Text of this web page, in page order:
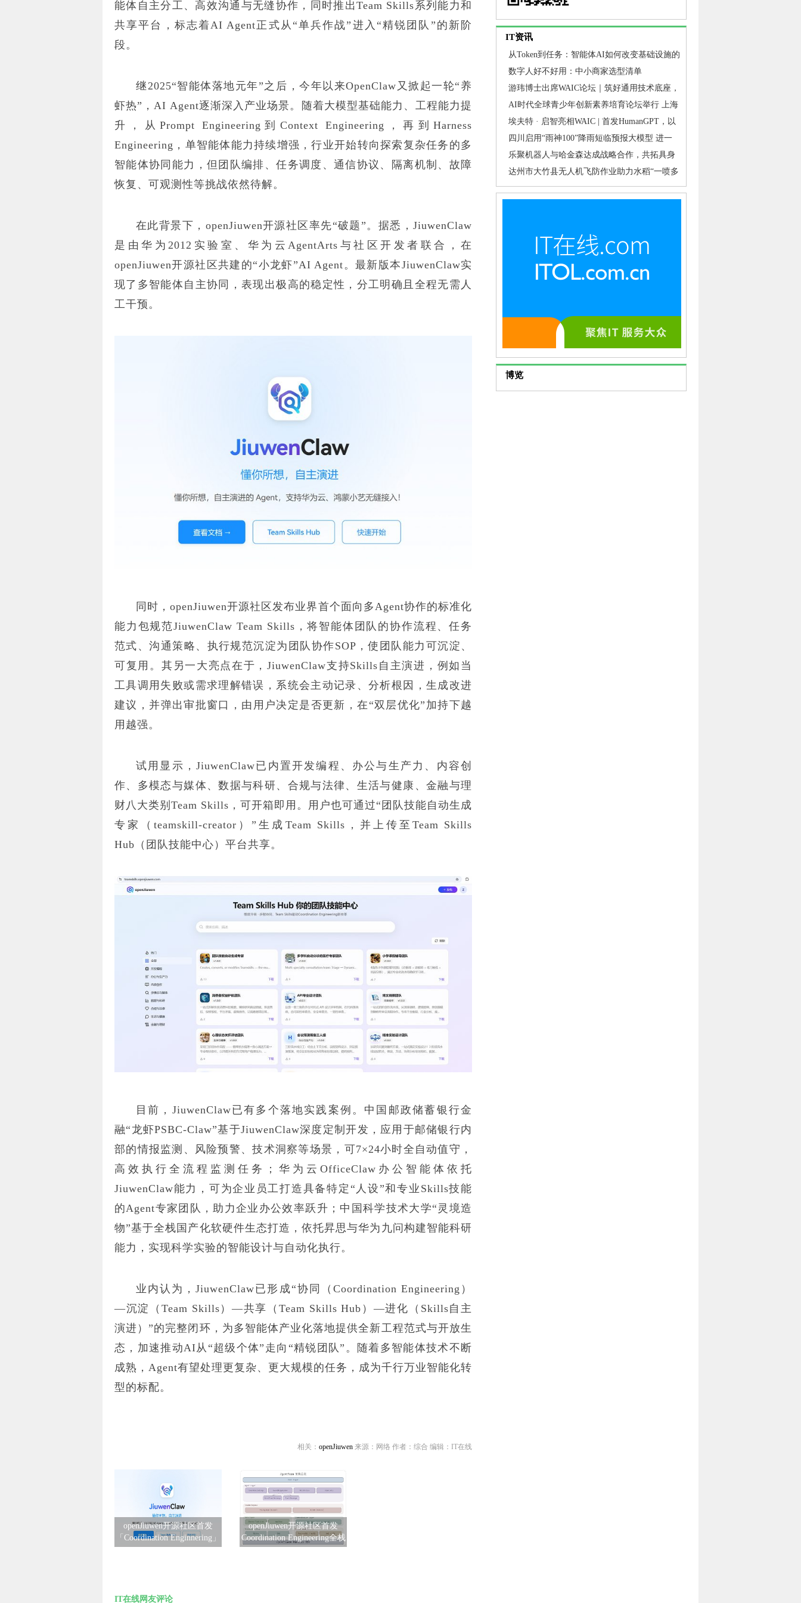
能体自主分工、高效沟通与无缝协作，同时推出Team Skills系列能力和
共享平台，标志着AI Agent正式从“单兵作战”进入“精锐团队”的新阶
段。
继2025“智能体落地元年”之后，今年以来OpenClaw又掀起一轮“养
虾热”，AI Agent逐渐深入产业场景。随着大模型基础能力、工程能力提
升，从Prompt Engineering到Context Engineering，再到Harness
Engineering，单智能体能力持续增强，行业开始转向探索复杂任务的多
智能体协同能力，但团队编排、任务调度、通信协议、隔离机制、故障
恢复、可观测性等挑战依然待解。
在此背景下，openJiuwen开源社区率先“破题”。据悉，JiuwenClaw
是由华为2012实验室、华为云AgentArts与社区开发者联合，在
openJiuwen开源社区共建的“小龙虾”AI Agent。最新版本JiuwenClaw实
现了多智能体自主协同，表现出极高的稳定性，分工明确且全程无需人
工干预。
同时，openJiuwen开源社区发布业界首个面向多Agent协作的标准化
能力包规范JiuwenClaw Team Skills，将智能体团队的协作流程、任务
范式、沟通策略、执行规范沉淀为团队协作SOP，使团队能力可沉淀、
可复用。其另一大亮点在于，JiuwenClaw支持Skills自主演进，例如当
工具调用失败或需求理解错误，系统会主动记录、分析根因，生成改进
建议，并弹出审批窗口，由用户决定是否更新，在“双层优化”加持下越
用越强。
试用显示，JiuwenClaw已内置开发编程、办公与生产力、内容创
作、多模态与媒体、数据与科研、合规与法律、生活与健康、金融与理
财八大类别Team Skills，可开箱即用。用户也可通过“团队技能自动生成
专家（teamskill-creator）”生成Team Skills，并上传至Team Skills
Hub（团队技能中心）平台共享。
目前，JiuwenClaw已有多个落地实践案例。中国邮政储蓄银行金
融“龙虾PSBC-Claw”基于JiuwenClaw深度定制开发，应用于邮储银行内
部的情报监测、风险预警、技术洞察等场景，可7×24小时全自动值守，
高效执行全流程监测任务；华为云OfficeClaw办公智能体依托
JiuwenClaw能力，可为企业员工打造具备特定“人设”和专业Skills技能
的Agent专家团队，助力企业办公效率跃升；中国科学技术大学“灵境造
物”基于全栈国产化软硬件生态打造，依托昇思与华为九问构建智能科研
能力，实现科学实验的智能设计与自动化执行。
业内认为，JiuwenClaw已形成“协同（Coordination Engineering）
—沉淀（Team Skills）—共享（Team Skills Hub）—进化（Skills自主
演进）”的完整闭环，为多智能体产业化落地提供全新工程范式与开放生
态，加速推动AI从“超级个体”走向“精锐团队”。随着多智能体技术不断
成熟，Agent有望处理更复杂、更大规模的任务，成为千行万业智能化转
型的标配。
相关： openJiuwen 来源：网络 作者：综合 编辑：IT在线
openJiuwen开源社区首发
「Coordination Enginnering」
openJiuwen开源社区首发
Coordination Engineering全栈
IT在线网友评论
IT资讯
从Token到任务：智能体AI如何改变基础设施的
关注焦点
数字人好不好用：中小商家选型清单
游玮博士出席WAIC论坛｜筑好通用技术底座，
埃夫特&启智交出工业具身落地答卷
AI时代全球青少年创新素养培育论坛举行 上海
推动AI教育从“普及覆盖”迈向“提质培优”
埃夫特 · 启智亮相WAIC | 首发HumanGPT，以
通用技术底座破解行业“共创难”
四川启用“雨神100”降雨短临预报大模型 进一
步提高山洪、泥石流、滑坡、城市内涝等灾害短
临预警准确性
乐聚机器人与哈金森达成战略合作，共拓具身
智能工业落地新路径
达州市大竹县无人机飞防作业助力水稻“一喷多
促”
博览